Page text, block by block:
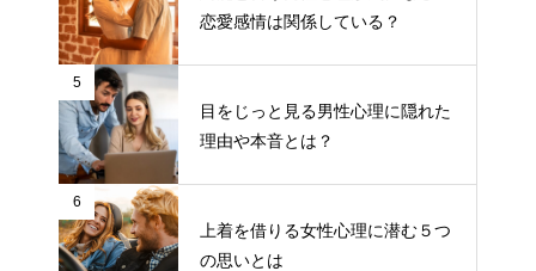
恋愛感情は関係している？
5
目をじっと見る男性心理に隠れた
理由や本音とは？
6
上着を借りる女性心理に潜む５つ
の思いとは